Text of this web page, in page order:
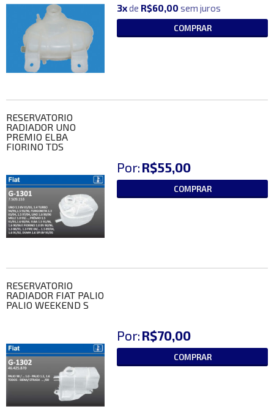
3xde R$60,00 sem juros
COMPRAR
RESERVATORIO
RADIADOR UNO
PREMIO ELBA
FIORINO TDS
Por: R$55,00
COMPRAR
RESERVATORIO
RADIADOR FIAT PALIO
PALIO WEEKEND S
Por: R$70,00
COMPRAR